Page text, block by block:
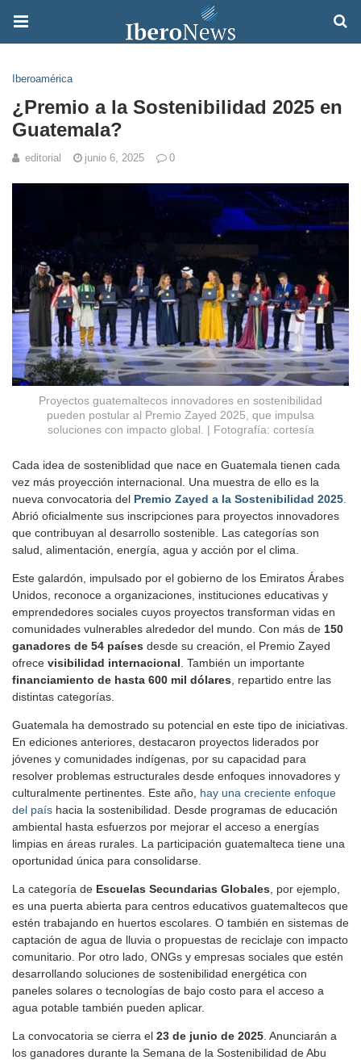
Iberoamérica
¿Premio a la Sostenibilidad 2025 en
Guatemala?
editorial junio 6, 2025 0
Proyectos guatemaltecos innovadores en sostenibilidad
pueden postular al Premio Zayed 2025, que impulsa
soluciones con impacto global. | Fotografía: cortesía
Cada idea de sosteniblidad que nace en Guatemala tienen cada
vez más proyección internacional. Una muestra de ello es la
nueva convocatoria del Premio Zayed a la Sostenibilidad 2025
Abrió oficialmente sus inscripciones para proyectos innovadores
que contribuyan al desarrollo sostenible. Las categorías son
salud, alimentación, energía, agua y acción por el clima.
Este galardón, impulsado por el gobierno de los Emiratos Árabes
Unidos, reconoce a organizaciones, instituciones educativas y
emprendedores sociales cuyos proyectos transforman vidas en
comunidades vulnerables alrededor del mundo. Con más de 150
ganadores de 54 países desde su creación, el Premio Zayed
ofrece visibilidad internacional . También un importante
financiamiento de hasta 600 mil dólares , repartido entre las
distintas categorías.
Guatemala ha demostrado su potencial en este tipo de iniciativas.
En ediciones anteriores, destacaron proyectos liderados por
jóvenes y comunidades indígenas, por su capacidad para
resolver problemas estructurales desde enfoques innovadores y
culturalmente pertinentes. Este año, hay una creciente enfoque
del país hacia la sostenibilidad. Desde programas de educación
ambiental hasta esfuerzos por mejorar el acceso a energías
limpias en áreas rurales. La participación guatemalteca tiene una
oportunidad única para consolidarse.
La categoría de Escuelas Secundarias Globales , por ejemplo,
es una puerta abierta para centros educativos guatemaltecos que
estén trabajando en huertos escolares. O también en sistemas de
captación de agua de lluvia o propuestas de reciclaje con impacto
comunitario. Por otro lado, ONGs y empresas sociales que estén
desarrollando soluciones de sostenibilidad energética con
paneles solares o tecnologías de bajo costo para el acceso a
agua potable también pueden aplicar.
La convocatoria se cierra el 23 de junio de 2025 . Anunciarán a
los ganadores durante la Semana de la Sostenibilidad de Abu